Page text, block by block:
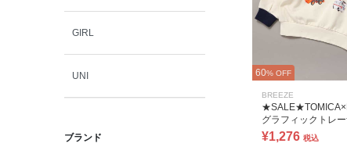
GIRL
UNI
ブランド
60% OFF
BREEZE
グラフィックトレ
¥1,276 税込